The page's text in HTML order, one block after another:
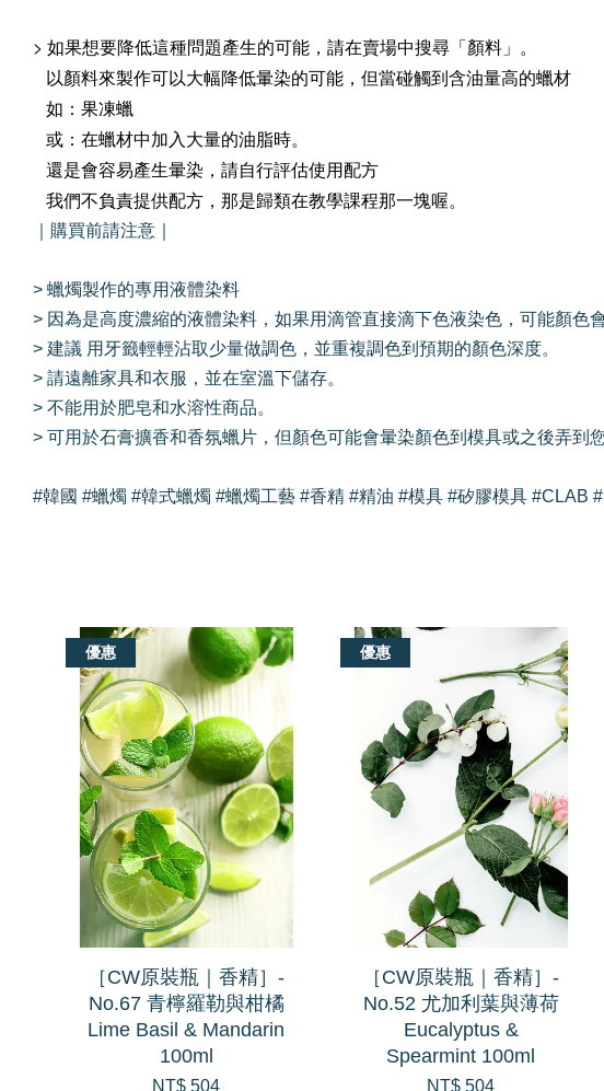
> 如果想要降低這種問題產生的可能，請在賣場中搜尋「顏料」。
以顏料來製作可以大幅降低暈染的可能，但當碰觸到含油量高的蠟材
如：果凍蠟
或：在蠟材中加入大量的油脂時。
還是會容易產生暈染，請自行評估使用配方
我們不負責提供配方，那是歸類在教學課程那一塊喔。
｜購買前請注意｜
> 蠟燭製作的專用液體染料
> 因為是高度濃縮的液體染料，如果用滴管直接滴下色液染色，可能顏色會
> 建議 用牙籤輕輕沾取少量做調色，並重複調色到預期的顏色深度。
> 請遠離家具和衣服，並在室溫下儲存。
> 不能用於肥皂和水溶性商品。
> 可用於石膏擴香和香氛蠟片，但顏色可能會暈染顏色到模具或之後弄到您
#韓國 #蠟燭 #韓式蠟燭 #蠟燭工藝 #香精 #精油 #模具 #矽膠模具
優惠
［CW原裝瓶｜香精］-
No.67 青檸羅勒與柑橘
Lime Basil & Mandarin
100ml
NT$ 504
優惠
［CW原裝瓶｜香精］-
No.52 尤加利葉與薄荷
Eucalyptus &
Spearmint 100ml
NT$ 504